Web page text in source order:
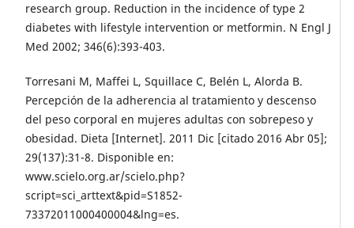
research group. Reduction in the incidence of type 2
diabetes with lifestyle intervention or metformin. N Engl J
Med 2002; 346(6):393-403.
Torresani M, Maffei L, Squillace C, Belén L, Alorda B.
Percepción de la adherencia al tratamiento y descenso
del peso corporal en mujeres adultas con sobrepeso y
obesidad. Dieta [Internet]. 2011 Dic [citado 2016 Abr 05];
29(137):31-8. Disponible en:
www.scielo.org.ar/scielo.php?
script=sci_arttext&pid=S1852-
73372011000400004&lng=es.